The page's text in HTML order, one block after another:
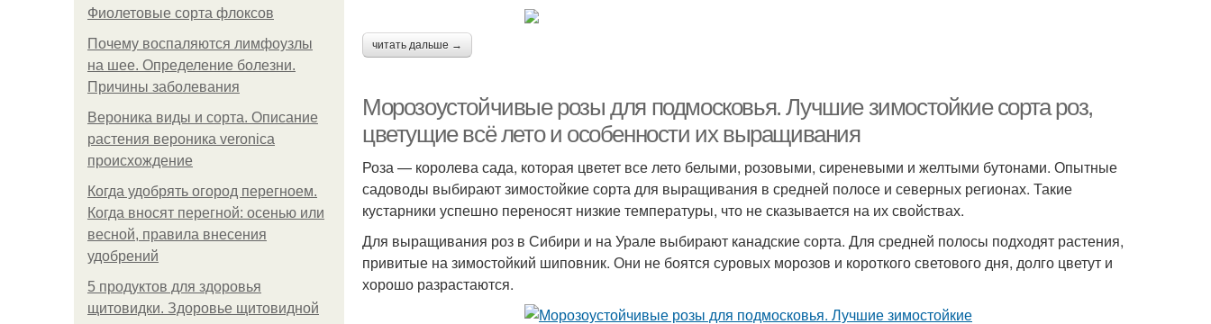
Фиолетовые сорта флоксов
Почему воспаляются лимфоузлы
на шее. Определение болезни.
Причины заболевания
Вероника виды и сорта. Описание
растения вероника veronica
происхождение
Когда удобрять огород перегноем.
Когда вносят перегной: осенью или
весной, правила внесения
удобрений
5 продуктов для здоровья
щитовидки. Здоровье щитовидной
читать дальше →
Морозоустойчивые розы для подмосковья. Лучшие зимостойкие сорта роз,
цветущие всё лето и особенности их выращивания
Роза — королева сада, которая цветет все лето белыми, розовыми, сиреневыми и желтыми бутонами. Опытные
садоводы выбирают зимостойкие сорта для выращивания в средней полосе и северных регионах. Такие
кустарники успешно переносят низкие температуры, что не сказывается на их свойствах.
Для выращивания роз в Сибири и на Урале выбирают канадские сорта. Для средней полосы подходят растения,
привитые на зимостойкий шиповник. Они не боятся суровых морозов и короткого светового дня, долго цветут и
хорошо разрастаются.